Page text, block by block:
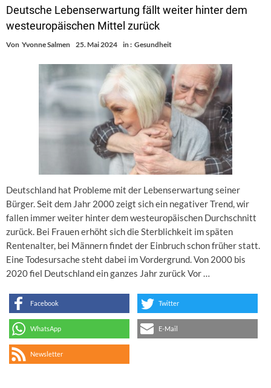
Deutsche Lebenserwartung fällt weiter hinter dem
westeuropäischen Mittel zurück
Von Yvonne Salmen 25. Mai 2024 in : Gesundheit
Deutschland hat Probleme mit der Lebenserwartung seiner
Bürger. Seit dem Jahr 2000 zeigt sich ein negativer Trend, wir
fallen immer weiter hinter dem westeuropäischen Durchschnitt
zurück. Bei Frauen erhöht sich die Sterblichkeit im späten
Rentenalter, bei Männern findet der Einbruch schon früher statt.
Eine Todesursache steht dabei im Vordergrund. Von 2000 bis
2020 fiel Deutschland ein ganzes Jahr zurück Vor …
Facebook Twitter
WhatsApp E-Mail
Newsletter